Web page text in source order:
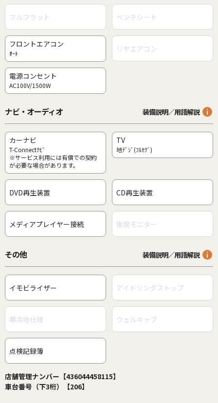
フルフラット ベンチシート
フロントエアコン
ｵｰﾄ リヤエアコン
電源コンセント
AC100V/1500W
ナビ・オーディオ 装備説明／用語解説
カーナビ
T-Connectﾅﾋﾞ
※サービス利用には有償での契約
が必要な場合があります。
TV
地ﾃﾞｼﾞ(ﾌﾙｾｸﾞ)
DVD再生装置 CD再生装置
メディアプレイヤー接続 後席モニター
その他 装備説明／用語解説
イモビライザー アイドリングストップ
寒冷地仕様 ウェルキャブ
点検記録簿
店舗管理ナンバー【436044458115】
車台番号（下3桁）【206】